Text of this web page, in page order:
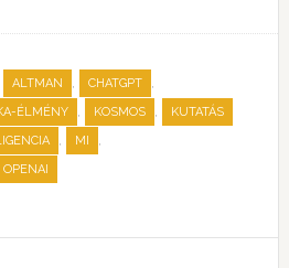
ALTMAN , CHATGPT ,
ÉLMÉNY , KOSMOS , KUTATÁS
, MI ,
OPENAI